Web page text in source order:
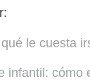
le cuesta
infantil: cómo